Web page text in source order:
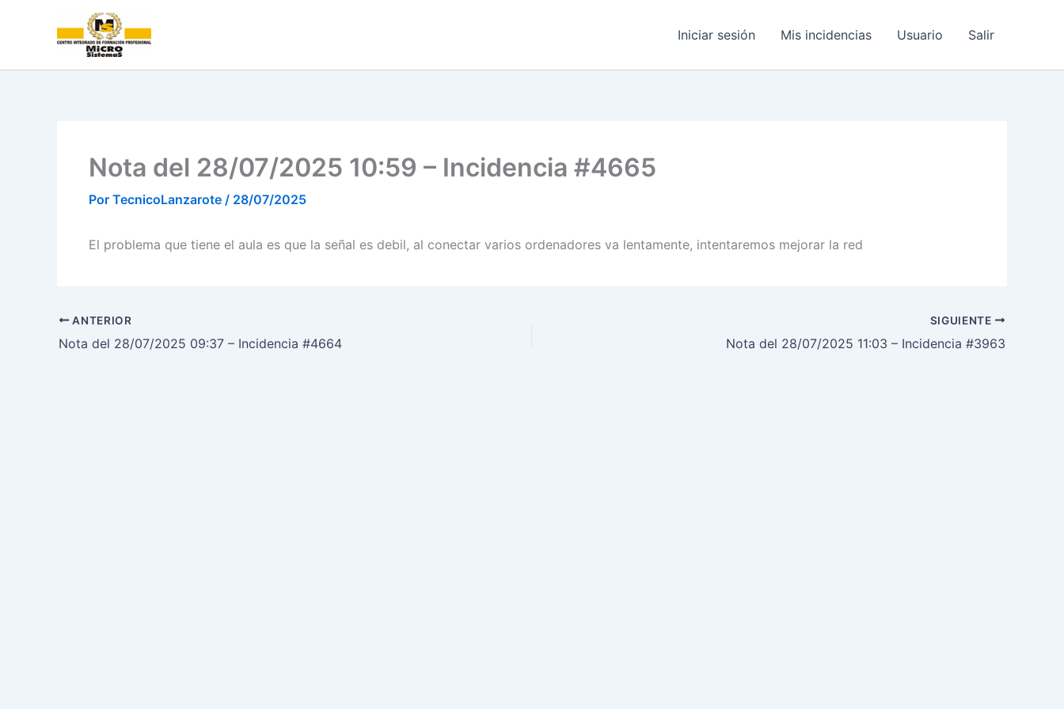
Iniciar sesión Mis incidencias Usuario Salir
Nota del 28/07/2025 10:59 – Incidencia #4665
Por TecnicoLanzarote / 28/07/2025
El problema que tiene el aula es que la señal es debil, al conectar varios ordenadores va lentamente, intentaremos mejorar la red
ANTERIOR
Nota del 28/07/2025 09:37 – Incidencia #4664
SIGUIENTE
Nota del 28/07/2025 11:03 – Incidencia #3963